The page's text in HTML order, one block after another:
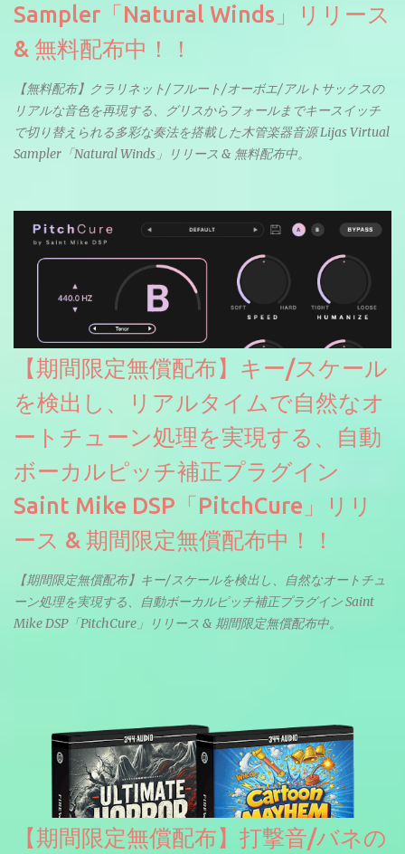
Sampler「Natural Winds」リリース
& 無料配布中！！
【無料配布】クラリネット/フルート/オーボエ/アルトサックスの
リアルな音色を再現する、グリスからフォールまでキースイッチ
で切り替えられる多彩な奏法を搭載した木管楽器音源 Lijas Virtual
Sampler「Natural Winds」リリース & 無料配布中。
【期間限定無償配布】キー/スケール
を検出し、リアルタイムで自然なオ
ートチューン処理を実現する、自動
ボーカルピッチ補正プラグイン
Saint Mike DSP「PitchCure」リリ
ース & 期間限定無償配布中！！
【期間限定無償配布】キー/スケールを検出し、自然なオートチュ
ーン処理を実現する、自動ボーカルピッチ補正プラグイン Saint
Mike DSP「PitchCure」リリース & 期間限定無償配布中。
【期間限定無償配布】打撃音/バネの